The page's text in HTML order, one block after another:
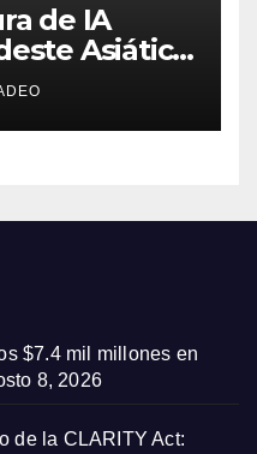
de IA
Asiático,
$7.4 mil millones en
8, 2026
de la CLARITY Act: